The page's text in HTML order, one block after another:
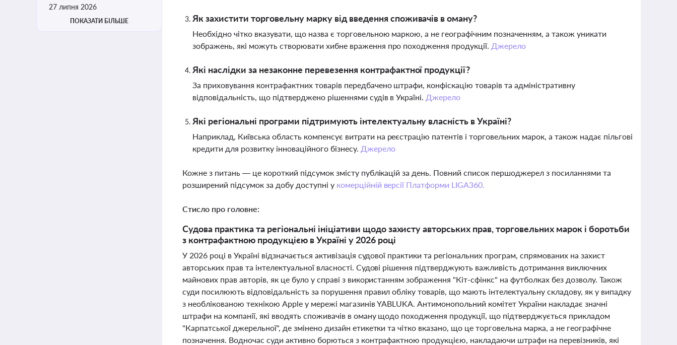
27 липня 2026
ПОКАЗАТИ БІЛЬШЕ Як захистити торговельну марку від введення споживачів в оману?
Необхідно чітко вказувати, що назва є торговельною маркою, а не географічним позначенням, а також уникати
зображень, які можуть створювати хибне враження про походження продукції. Джерело
Які наслідки за незаконне перевезення контрафактної продукції?
За приховування контрафактних товарів передбачено штрафи, конфіскацію товарів та адміністративну
відповідальність, що підтверджено рішеннями судів в Україні. Джерело
Які регіональні програми підтримують інтелектуальну власність в Україні?
Наприклад, Київська область компенсує витрати на реєстрацію патентів і торговельних марок, а також надає пільгові
кредити для розвитку інноваційного бізнесу. Джерело
Кожне з питань — це короткий підсумок змісту публікацій за день. Повний список першоджерел з посиланнями та
розширений підсумок за добу доступні у комерційній версії Платформи LIGA360.
Стисло про головне:
Судова практика та регіональні ініціативи щодо захисту авторських прав, торговельних марок і боротьби
з контрафактною продукцією в Україні у 2026 році
У 2026 році в Україні відзначається активізація судової практики та регіональних програм, спрямованих на захист
авторських прав та інтелектуальної власності. Судові рішення підтверджують важливість дотримання виключних
майнових прав авторів, як це було у справі з використанням зображення "Кіт-сфінкс" на футболках без дозволу. Також
суди посилюють відповідальність за порушення правил обліку товарів, що мають інтелектуальну складову, як у випадку
з необлікованою технікою Apple у мережі магазинів YABLUKA. Антимонопольний комітет України накладає значні
штрафи на компанії, які вводять споживачів в оману щодо походження продукції, що підтверджується прикладом
"Карпатської джерельної", де змінено дизайн етикетки та чітко вказано, що це торговельна марка, а не географічне
позначення. Водночас суди активно борються з контрафактною продукцією, накладаючи штрафи на перевізників, які